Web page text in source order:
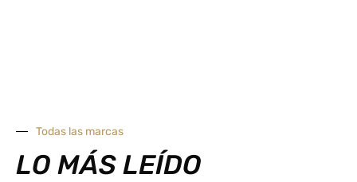
Todas las marcas
LO MÁS LEÍDO